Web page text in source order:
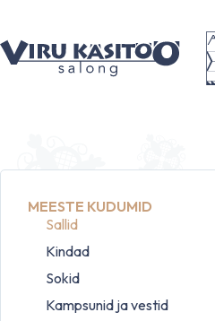
MEESTE KUDUMID
Sallid
Kindad
Sokid
Kampsunid ja vestid